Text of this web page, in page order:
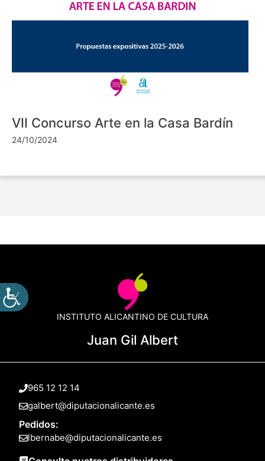
VII Concurso Arte en la Casa Bardín
24/10/2024
INSTITUTO ALICANTINO DE CULTURA
Juan Gil Albert
965 12 12 14
galbert@diputacionalicante.es
Pedidos:
lbernabe@diputacionalicante.es